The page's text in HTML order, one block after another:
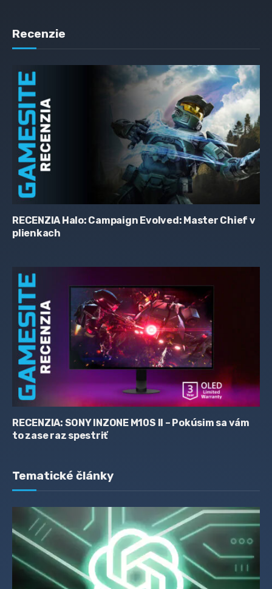
Recenzie
RECENZIA Halo: Campaign Evolved: Master Chief v
plienkach
RECENZIA: SONY INZONE M10S II – Pokúsim sa vám
to zase raz spestriť
Tematické články